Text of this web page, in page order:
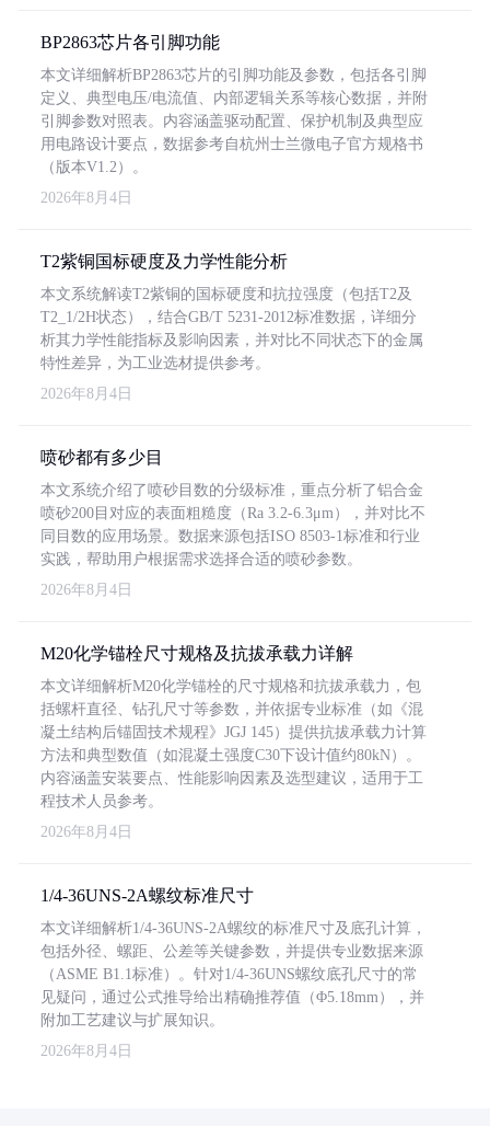
BP2863芯片各引脚功能
本文详细解析BP2863芯片的引脚功能及参数，包括各引脚
定义、典型电压/电流值、内部逻辑关系等核心数据，并附
引脚参数对照表。内容涵盖驱动配置、保护机制及典型应
用电路设计要点，数据参考自杭州士兰微电子官方规格书
（版本V1.2）。
2026年8月4日
T2紫铜国标硬度及力学性能分析
本文系统解读T2紫铜的国标硬度和抗拉强度（包括T2及
T2_1/2H状态），结合GB/T 5231-2012标准数据，详细分
析其力学性能指标及影响因素，并对比不同状态下的金属
特性差异，为工业选材提供参考。
2026年8月4日
喷砂都有多少目
本文系统介绍了喷砂目数的分级标准，重点分析了铝合金
喷砂200目对应的表面粗糙度（Ra 3.2-6.3μm），并对比不
同目数的应用场景。数据来源包括ISO 8503-1标准和行业
实践，帮助用户根据需求选择合适的喷砂参数。
2026年8月4日
M20化学锚栓尺寸规格及抗拔承载力详解
本文详细解析M20化学锚栓的尺寸规格和抗拔承载力，包
括螺杆直径、钻孔尺寸等参数，并依据专业标准（如《混
凝土结构后锚固技术规程》JGJ 145）提供抗拔承载力计算
方法和典型数值（如混凝土强度C30下设计值约80kN）。
内容涵盖安装要点、性能影响因素及选型建议，适用于工
程技术人员参考。
2026年8月4日
1/4-36UNS-2A螺纹标准尺寸
本文详细解析1/4-36UNS-2A螺纹的标准尺寸及底孔计算，
包括外径、螺距、公差等关键参数，并提供专业数据来源
（ASME B1.1标准）。针对1/4-36UNS螺纹底孔尺寸的常
见疑问，通过公式推导给出精确推荐值（Φ5.18mm），并
附加工艺建议与扩展知识。
2026年8月4日